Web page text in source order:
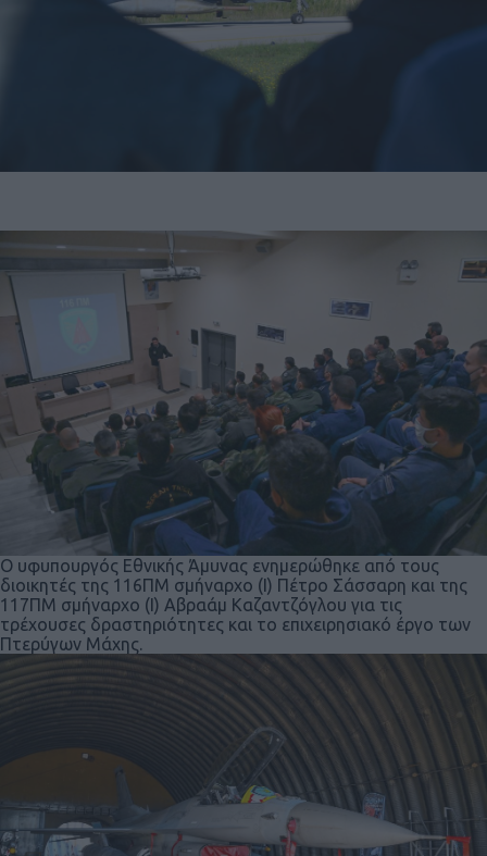
Ο υφυπουργός Εθνικής Άμυνας ενημερώθηκε από τους
διοικητές της 116ΠΜ σμήναρχο (Ι) Πέτρο Σάσσαρη και της
117ΠΜ σμήναρχο (Ι) Αβραάμ Καζαντζόγλου για τις
τρέχουσες δραστηριότητες και το επιχειρησιακό έργο των
Πτερύγων Μάχης.